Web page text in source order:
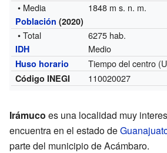
• Media 1848 m s. n. m.
Población (2020)
• Total 6275 hab.
IDH Medio
Huso horario Tiempo del centro
Código INEGI 110020027
Irámuco es una localidad muy
encuentra en el estado de
parte del municipio de Acámbaro.